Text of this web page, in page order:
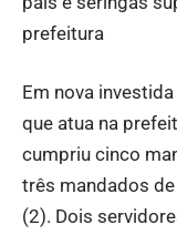
prefeitura
Em nova
que atua na
cumpriu cinco
três mandados
(2). Dois